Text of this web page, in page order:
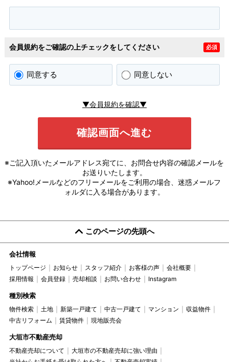
会員規約をご確認の上チェックをしてください 必須
同意する 同意しない
▼会員規約を確認▼
※ご記入頂いたメールアドレス宛てに、お問合せ内容の確認メールを
お送りいたします。
※Yahoo!メールなどのフリーメールをご利用の場合、迷惑メールフ
ォルダに入る場合があります。
このページの先頭へ
会社情報
トップページ お知らせ スタッフ紹介 お客様の声
会社概要
採用情報
会員登録 売却相談 お問い合わせ Instagram
種別検索
物件検索 土地 新築一戸建て 中古一戸建て マンション
収益物件
中古リフォーム
賃貸物件 現地販売会
大垣市不動産売却
不動産売却について
大垣市の不動産売却に強い理由